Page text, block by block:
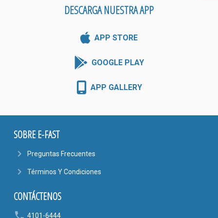
DESCARGA NUESTRA APP
APP STORE
GOOGLE PLAY
APP GALLERY
SOBRE E-FAST
navigate_next Preguntas Frecuentes
navigate_next Términos Y Condiciones
CONTÁCTENOS
phone 4101-6444